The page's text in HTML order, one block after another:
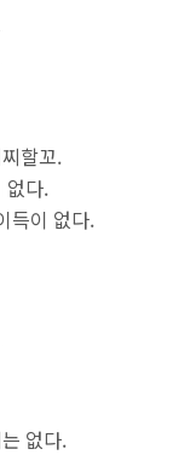
할꼬.
없다.
득이 없다.
없다.